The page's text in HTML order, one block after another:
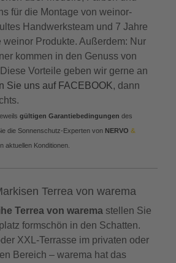
für die Montage von weinor-
Handwerksteam und 7 Jahre
weinor Produkte. Außerdem: Nur
kommen in den Genuss von
Vorteile geben wir gerne an
Sie uns auf FACEBOOK, dann
gültigen Garantiebedingungen des
die Sonnenschutz-Experten von NERVO &
aktuellen Konditionen.
Terrea von warema
Terrea von waremastellen Sie
formschön in den Schatten.
XXL-Terrasse im privaten oder
Bereich – warema hat das